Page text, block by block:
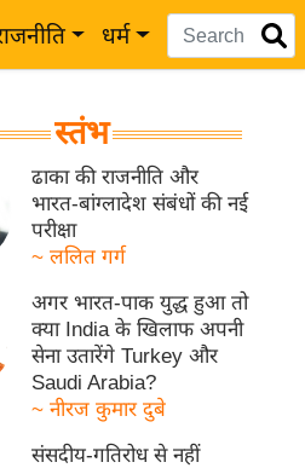
धर्म
स्तंभ
ढाका की राजनीति और
भारत-बांग्लादेश संबंधों की नई
परीक्षा
~ ललित गर्ग
अगर भारत-पाक युद्ध हुआ तो
क्या India के खिलाफ अपनी
सेना उतारेंगे Turkey और
Saudi Arabia?
~ नीरज कुमार दुबे
संसदीय-गतिरोध से नहीं